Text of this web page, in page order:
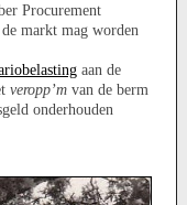
Procurement
markt mag worden
aan de
veropp’m van de berm
onderhouden